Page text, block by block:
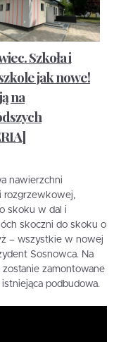
Szkoła i
jak nowe!
na
nawierzchni
rozgrzewkowej,
skoku w dal i
skoczni do skoku o
– wszystkie w nowej
Sosnowca. Na
zamontowane
podbudowa.